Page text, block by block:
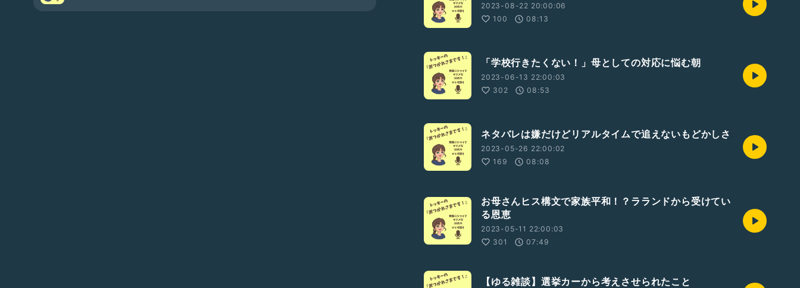
2023-08-22 20:00:06
100
08:13
「学校行きたくない！」母としての対応に悩む朝
2023-06-13 22:00:03
302
08:53
ネタバレは嫌だけどリアルタイムで追えないもどかしさ
2023-05-26 22:00:02
169
08:08
お母さんヒス構文で家族平和！？ラランドから受けてい
る恩恵
2023-05-11 22:00:03
301
07:49
【ゆる雑談】選挙カーから考えさせられたこと